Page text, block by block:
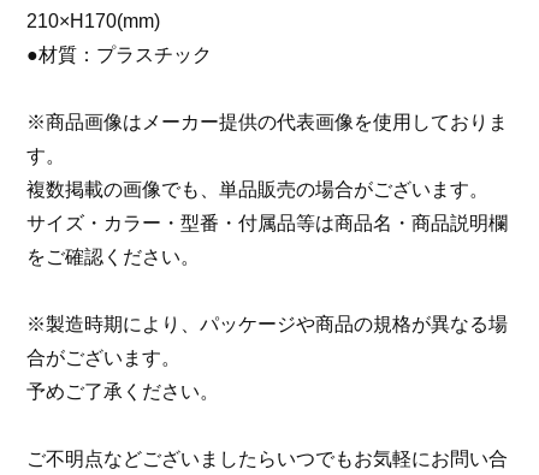
210×H170(mm)
●材質：プラスチック
※商品画像はメーカー提供の代表画像を使用しておりま
す。
複数掲載の画像でも、単品販売の場合がございます。
サイズ・カラー・型番・付属品等は商品名・商品説明欄
をご確認ください。
※製造時期により、パッケージや商品の規格が異なる場
合がございます。
予めご了承ください。
ご不明点などございましたらいつでもお気軽にお問い合